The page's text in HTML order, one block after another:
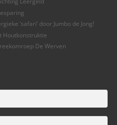
‘safari’ door Jumbo de Jong!
Houtkonstruktie
De Werven